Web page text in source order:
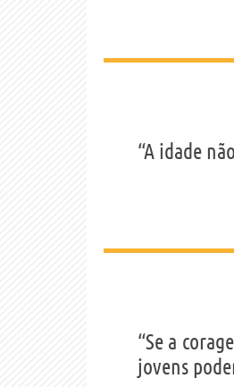
“A idade
“Se a
jovens